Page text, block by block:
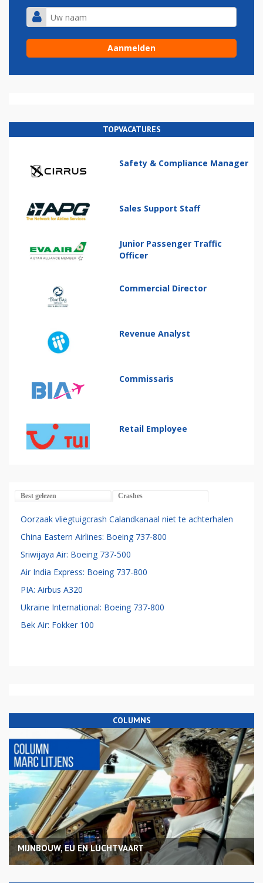
TOPVACATURES
Safety & Compliance Manager
Sales Support Staff
Junior Passenger Traffic
Officer
Commercial Director
Revenue Analyst
Commissaris
Retail Employee
Best gelezen Crashes
Oorzaak vliegtuigcrash Calandkanaal niet te achterhalen
China Eastern Airlines: Boeing 737-800
Sriwijaya Air: Boeing 737-500
Air India Express: Boeing 737-800
PIA: Airbus A320
Ukraine International: Boeing 737-800
Bek Air: Fokker 100
COLUMNS
MIJNBOUW, EU EN LUCHTVAART